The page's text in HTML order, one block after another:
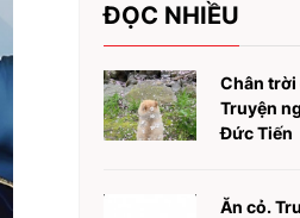
ĐỌC NHIỀU
Chân
Truyện
Đức Tiến
Ăn cỏ.